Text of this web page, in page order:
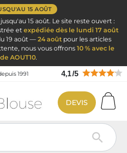
15 AOÛT
15 août. Le site reste ouvert :
et expédiée dès le lundi 17 août
19 août —24 aoûtpour les articles
nous vous offrons 10 % avec le
AOUT10.
1991 4,1/5

DEVIS
de cuisine
Veste de cuisine